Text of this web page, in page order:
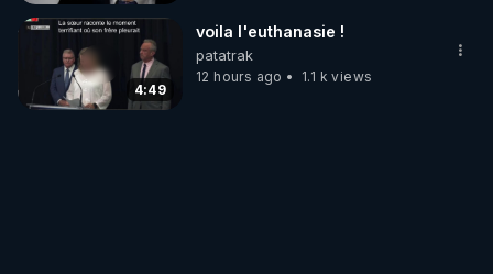
4:49
voila l'euthanasie !
patatrak
12 hours ago
1.1 k views